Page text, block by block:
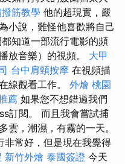
筋教學 他的超現實，嚴
小說，難怪他喜歡將自己
知道一部流行電影的頻
放音樂）的視頻。 大甲
台中肩頸按摩 在視頻描
線觀看工作。 外燴 桃園
薦 如果您不想錯過我們
訂閱。 而且我會嘗試捕
雲，潮濕，有霧的一天。
非常好，但是現在我覺得
新竹外燴 泰國簽證 今天